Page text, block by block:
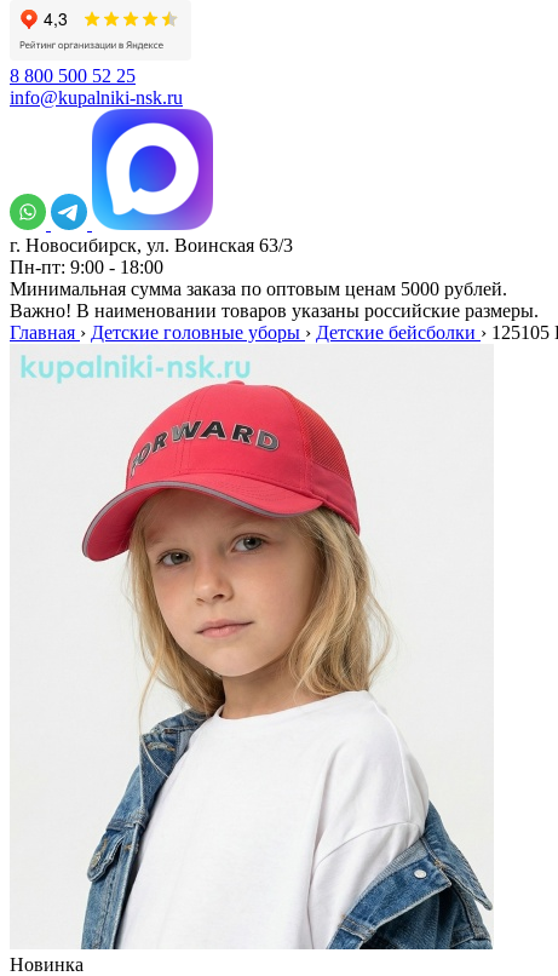
8 800 500 52 25
info@kupalniki-nsk.ru
г. Новосибирск, ул. Воинская 63/3
Пн-пт: 9:00 - 18:00
Минимальная сумма заказа по оптовым ценам 5000 рублей.
Важно! В наименовании товаров указаны российские размеры.
Главная › Детские головные уборы › Детские бейсболки › 125105
Новинка